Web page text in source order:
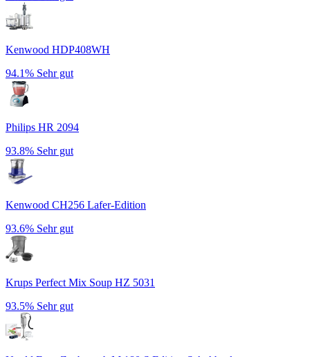
Kenwood HDP408WH
94.1% Sehr gut
Philips HR 2094
93.8% Sehr gut
Kenwood CH256 Lafer-Edition
93.6% Sehr gut
Krups Perfect Mix Soup HZ 5031
93.5% Sehr gut